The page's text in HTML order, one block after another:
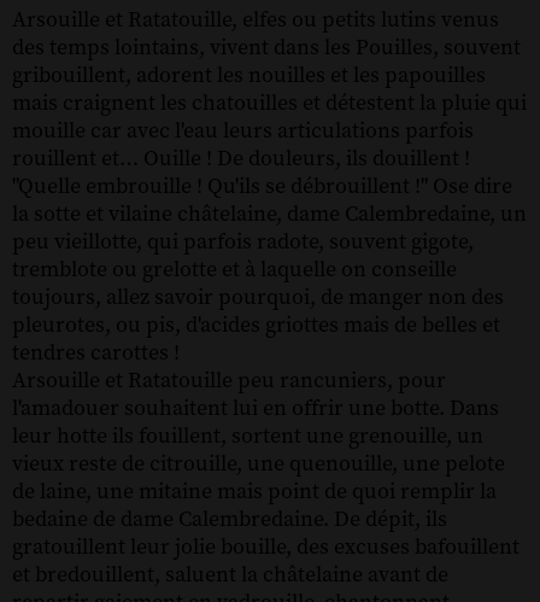
Arsouille et Ratatouille, elfes ou petits lutins venus
des temps lointains, vivent dans les Pouilles, souvent
gribouillent, adorent les nouilles et les papouilles
mais craignent les chatouilles et détestent la pluie qui
mouille car avec l'eau leurs articulations parfois
rouillent et… Ouille ! De douleurs, ils douillent !
"Quelle embrouille ! Qu'ils se débrouillent !" Ose dire
la sotte et vilaine châtelaine, dame Calembredaine, un
peu vieillotte, qui parfois radote, souvent gigote,
tremblote ou grelotte et à laquelle on conseille
toujours, allez savoir pourquoi, de manger non des
pleurotes, ou pis, d'acides griottes mais de belles et
tendres carottes !
Arsouille et Ratatouille peu rancuniers, pour
l'amadouer souhaitent lui en offrir une botte. Dans
leur hotte ils fouillent, sortent une grenouille, un
vieux reste de citrouille, une quenouille, une pelote
de laine, une mitaine mais point de quoi remplir la
bedaine de dame Calembredaine. De dépit, ils
gratouillent leur jolie bouille, des excuses bafouillent
et bredouillent, saluent la châtelaine avant de